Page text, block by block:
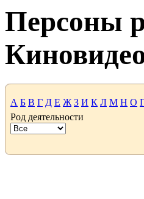
Персоны
А Б В Г Д Е Ж З И К Л М Н О
Род деятельности